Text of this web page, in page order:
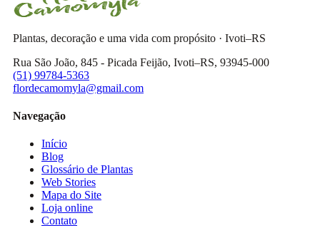
Plantas, decoração e uma vida com propósito · Ivoti–RS
Rua São João, 845 - Picada Feijão, Ivoti–RS, 93945-000
(51) 99784-5363
flordecamomyla@gmail.com
Navegação
Início
Blog
Glossário de Plantas
Web Stories
Mapa do Site
Loja online
Contato